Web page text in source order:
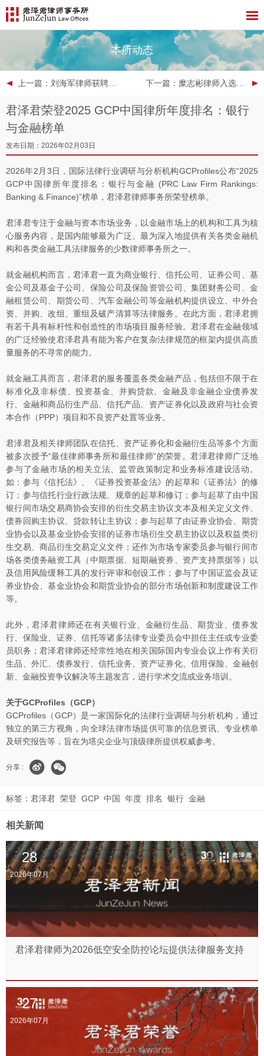
本所动态
上一篇 ：刘海军律师获聘肥西县委县政府法律顾问 下一篇 ：糜志彬律师入选“律新社2025年度风云榜：客户力荐律师（京津冀）20佳”榜单
君泽君荣登2025 GCP中国律所年度排名：银行
与金融榜单
发布日期：2026年02月03日
2026年2月3日，国际法律行业调研与分析机构GCProfiles公布“2025
GCP中国律所年度排名：银行与金融 (PRC Law Firm Rankings:
Banking & Finance)”榜单，君泽君律师事务所荣登榜单。
君泽君专注于金融与资本市场业务，以金融市场上的机构和工具为核
心服务内容，是国内能够最为广泛、最为深入地提供有关各类金融机
构和各类金融工具法律服务的少数律师事务所之一。
就金融机构而言，君泽君一直为商业银行、信托公司、证券公司、基
金公司及基金子公司、保险公司及保险资管公司、集团财务公司、金
融租赁公司、期货公司、汽车金融公司等金融机构提供设立、中外合
资、并购、改组、重组及破产清算等法律服务。在此方面，君泽君拥
有若干具有标杆性和创造性的市场项目服务经验。君泽君在金融领域
的广泛经验使君泽君具有能为客户在复杂法律规范的框架内提供高质
量服务的不寻常的能力。
就金融工具而言，君泽君的服务覆盖各类金融产品，包括但不限于在
标准化及非标债、投资基金、并购贷款、金融及非金融企业债券发
行、金融和商品衍生产品、信托产品、资产证券化以及政府与社会资
本合作（PPP）项目和不良资产处置等业务。
君泽君及相关律师团队在信托、资产证券化和金融衍生品等多个方面
被多次授予“最佳律师事务所和最佳律师”的荣誉。君泽君律师广泛地
参与了金融市场的相关立法、监管政策制定和业务标准建设活动。
如：参与《信托法》、《证券投资基金法》的起草和《证券法》的修
订；参与信托行业行政法规、规章的起草和修订；参与起草了由中国
银行间市场交易商协会安排的衍生交易主协议文本及相关定义文件、
债券回购主协议、贷款转让主协议；参与起草了由证券业协会、期货
业协会以及基金业协会安排的证券市场衍生交易主协议以及权益类衍
生交易、商品衍生交易定义文件；还作为市场专家委员参与银行间市
场各类债务融资工具（中期票据、短期融资券、资产支持票据等）以
及信用风险缓释工具的发行评审和创设工作；参与了中国证监会及证
券业协会、基金业协会和期货业协会的部分市场创新和制度建设工作
等。
此外，君泽君律师还在有关银行业、金融衍生品、期货业、债券发
行、保险业、证券、信托等诸多法律专业委员会中担任主任或专业委
员职务；君泽君律师还经常性地在相关国际国内专业会议上作有关衍
生品、外汇、债券发行、信托业务、资产证券化、信用保险、金融创
新、金融投资争议解决等主题发言，进行学术交流或业务培训。
关于GCProfiles（GCP）
GCProfiles（GCP）是一家国际化的法律行业调研与分析机构，通过
独立的第三方视角，向全球法律市场提供可靠的信息资讯、专业榜单
及研究报告等，旨在为塔尖企业与顶级律所提供权威参考。
分享 :
标签： 君泽君 荣登 GCP 中国 年度 排名 银行 金融
相关新闻
28
2026年07月
君泽君律师为2026低空安全防控论坛提供法律服务支持
27
2026年07月